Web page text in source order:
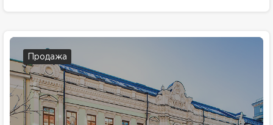
Продажа